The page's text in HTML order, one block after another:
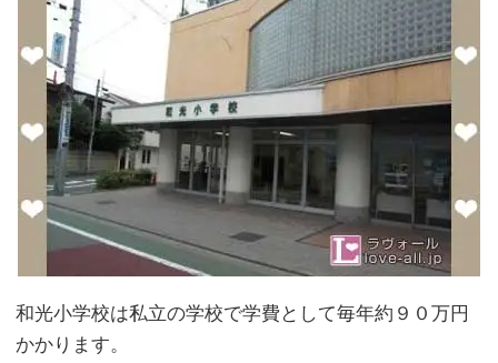
和光小学校は私立の学校で学費として毎年約９０万円
かかります。